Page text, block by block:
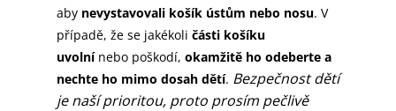
aby nevystavovali košík ústům nebo nosu. V
případě, že se jakékoli části košíku
uvolní nebo poškodí, okamžitě ho odeberte a
nechte ho mimo dosah dětí. Bezpečnost dětí
je naší prioritou, proto prosím pečlivě